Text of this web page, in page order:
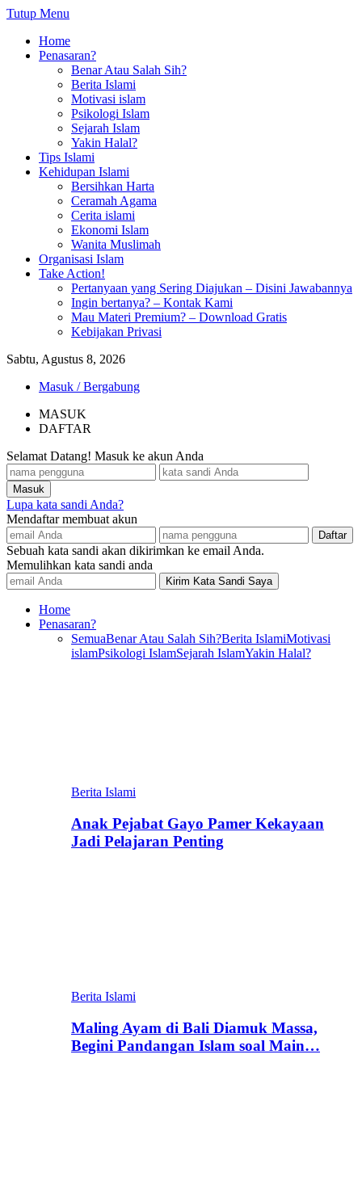
Tutup Menu
Home
Penasaran?
Benar Atau Salah Sih?
Berita Islami
Motivasi islam
Psikologi Islam
Sejarah Islam
Yakin Halal?
Tips Islami
Kehidupan Islami
Bersihkan Harta
Ceramah Agama
Cerita islami
Ekonomi Islam
Wanita Muslimah
Organisasi Islam
Take Action!
Pertanyaan yang Sering Diajukan – Disini Jawabannya
Ingin bertanya? – Kontak Kami
Mau Materi Premium? – Download Gratis
Kebijakan Privasi
Sabtu, Agustus 8, 2026
Masuk / Bergabung
MASUK
DAFTAR
Selamat Datang! Masuk ke akun Anda
Lupa kata sandi Anda?
Mendaftar membuat akun
Sebuah kata sandi akan dikirimkan ke email Anda.
Memulihkan kata sandi anda
Home
Penasaran?
SemuaBenar Atau Salah Sih?Berita IslamiMotivasi
islamPsikologi IslamSejarah IslamYakin Halal?
Berita Islami
Anak Pejabat Gayo Pamer Kekayaan
Jadi Pelajaran Penting
Berita Islami
Maling Ayam di Bali Diamuk Massa,
Begini Pandangan Islam soal Main…